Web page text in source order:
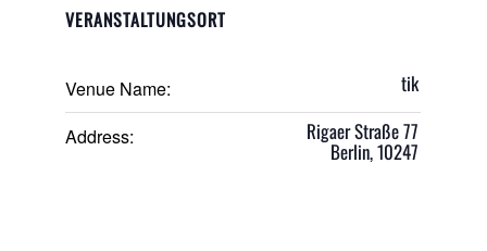
VERANSTALTUNGSORT
Venue Name: tik
Address: Rigaer Straße 77
Berlin,10247